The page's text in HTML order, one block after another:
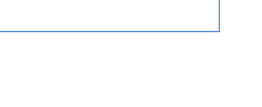
kiệm được thời gian đun nấu mà cũng không
khi có nồi nấu ở trên.